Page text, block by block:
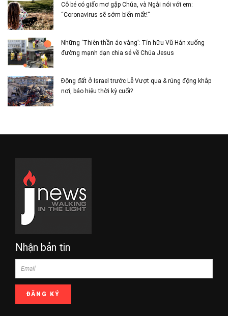
Cô bé có giấc mơ gặp Chúa, và Ngài nói với em:
“Coronavirus sẽ sớm biến mất!”
Những ‘Thiên thần áo vàng’: Tín hữu Vũ Hán xuống
đường mạnh dạn chia sẻ về Chúa Jesus
Động đất ở Israel trước Lễ Vượt qua & rúng động khắp
nơi, báo hiệu thời kỳ cuối?
Nhận bản tin